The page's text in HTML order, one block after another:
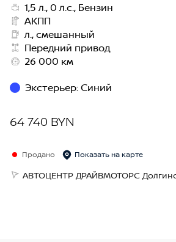
1,5 л., 0 л.с., Бензин
АКПП
л., смешанный
Передний привод
26 000 км
Экстерьер:Синий
64 740 BYN
Продано Показать на карте
АВТОЦЕНТР ДРАЙВМОТОРС